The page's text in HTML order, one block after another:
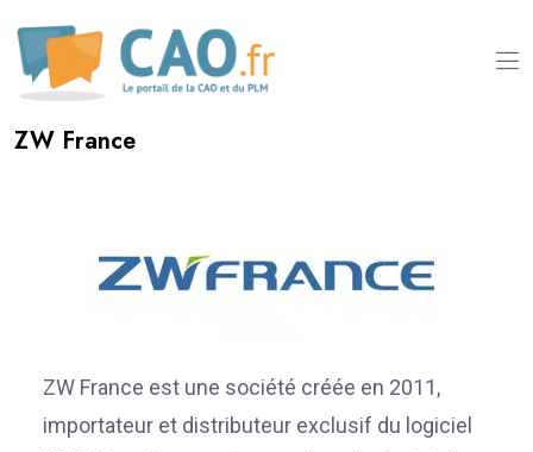
ZW France
ZW France est une société créée en 2011,
importateur et distributeur exclusif du logiciel